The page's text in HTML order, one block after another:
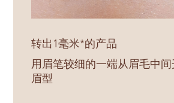
转出1毫米*的产品
用眉笔较细的一端从眉毛中
眉型